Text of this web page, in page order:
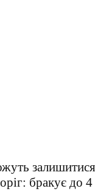
бракує до